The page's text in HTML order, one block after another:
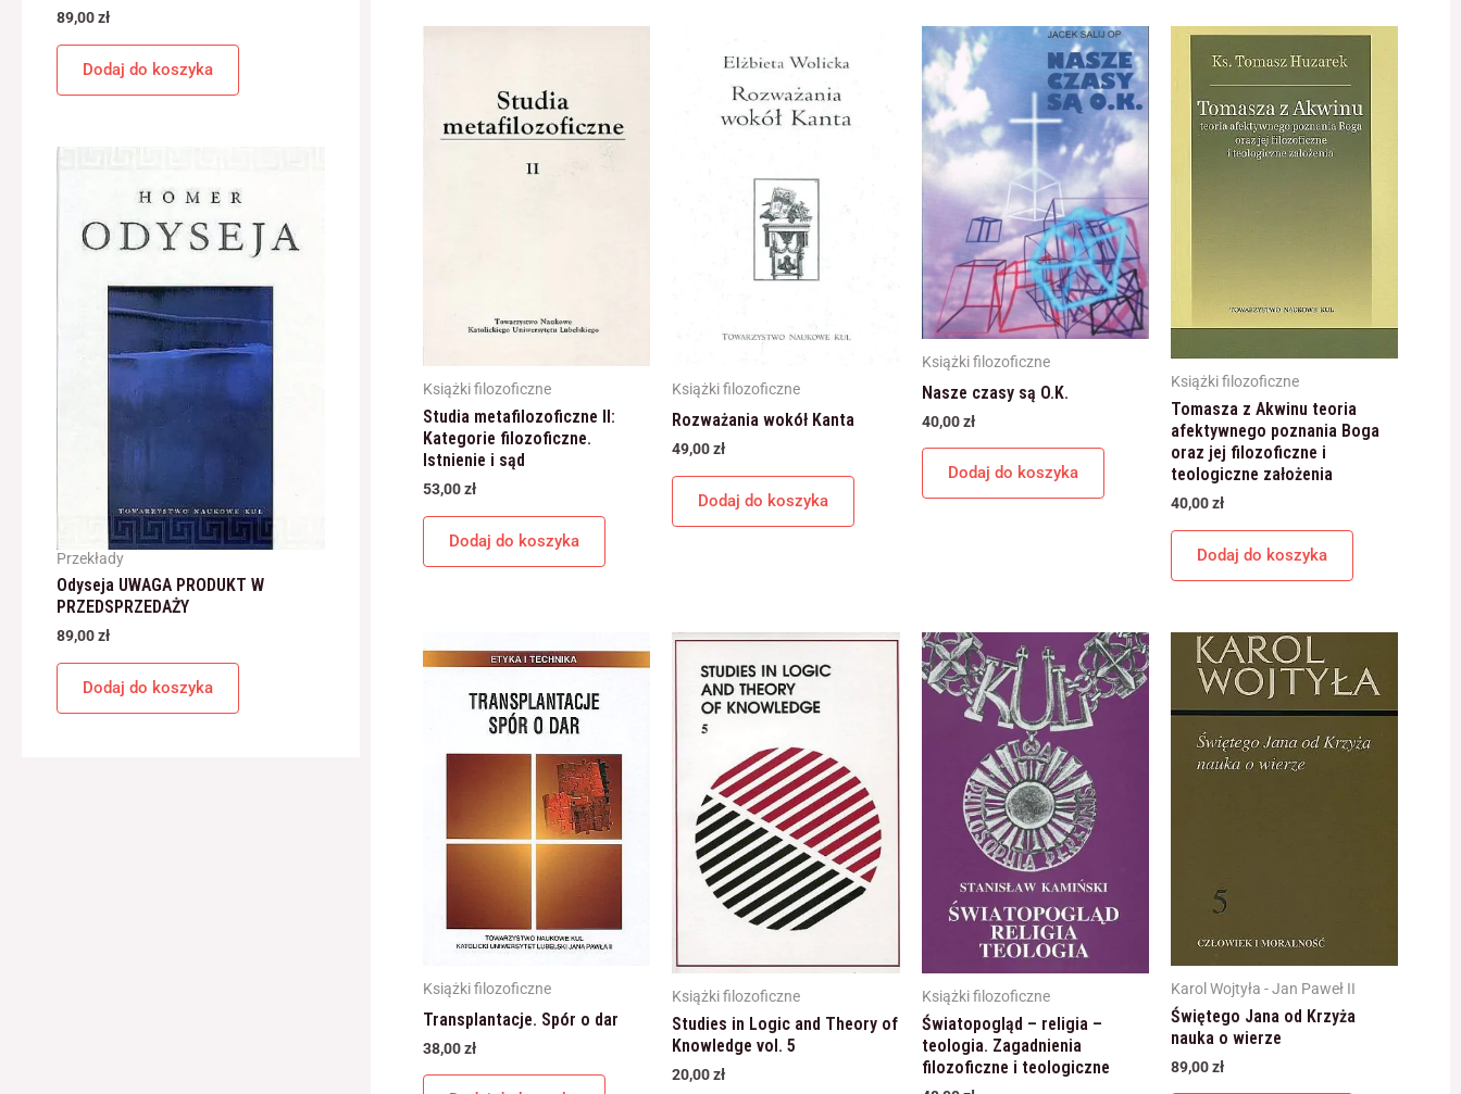
89,00zł
Dodaj do koszyka
Przekłady
Odyseja UWAGA PRODUKT W
PRZEDSPRZEDAŻY
89,00zł
Dodaj do koszyka
Książki filozoficzne
Studia metafilozoficzne II:
Kategorie filozoficzne.
Istnienie i sąd
53,00zł
Dodaj do koszyka
Książki filozoficzne
Rozważania wokół Kanta
49,00zł
Dodaj do koszyka
Książki filozoficzne
Nasze czasy są O.K.
40,00zł
Dodaj do koszyka
Książki filozoficzne
Tomasza z Akwinu teoria
afektywnego poznania Boga
oraz jej filozoficzne i
teologiczne założenia
40,00zł
Dodaj do koszyka
Książki filozoficzne
Transplantacje. Spór o dar
38,00zł
Książki filozoficzne
Studies in Logic and Theory of
Knowledge vol. 5
20,00zł
Książki filozoficzne
Światopogląd – religia –
teologia. Zagadnienia
filozoficzne i teologiczne
Karol Wojtyła - Jan Paweł II
Świętego Jana od Krzyża
nauka o wierze
89,00zł